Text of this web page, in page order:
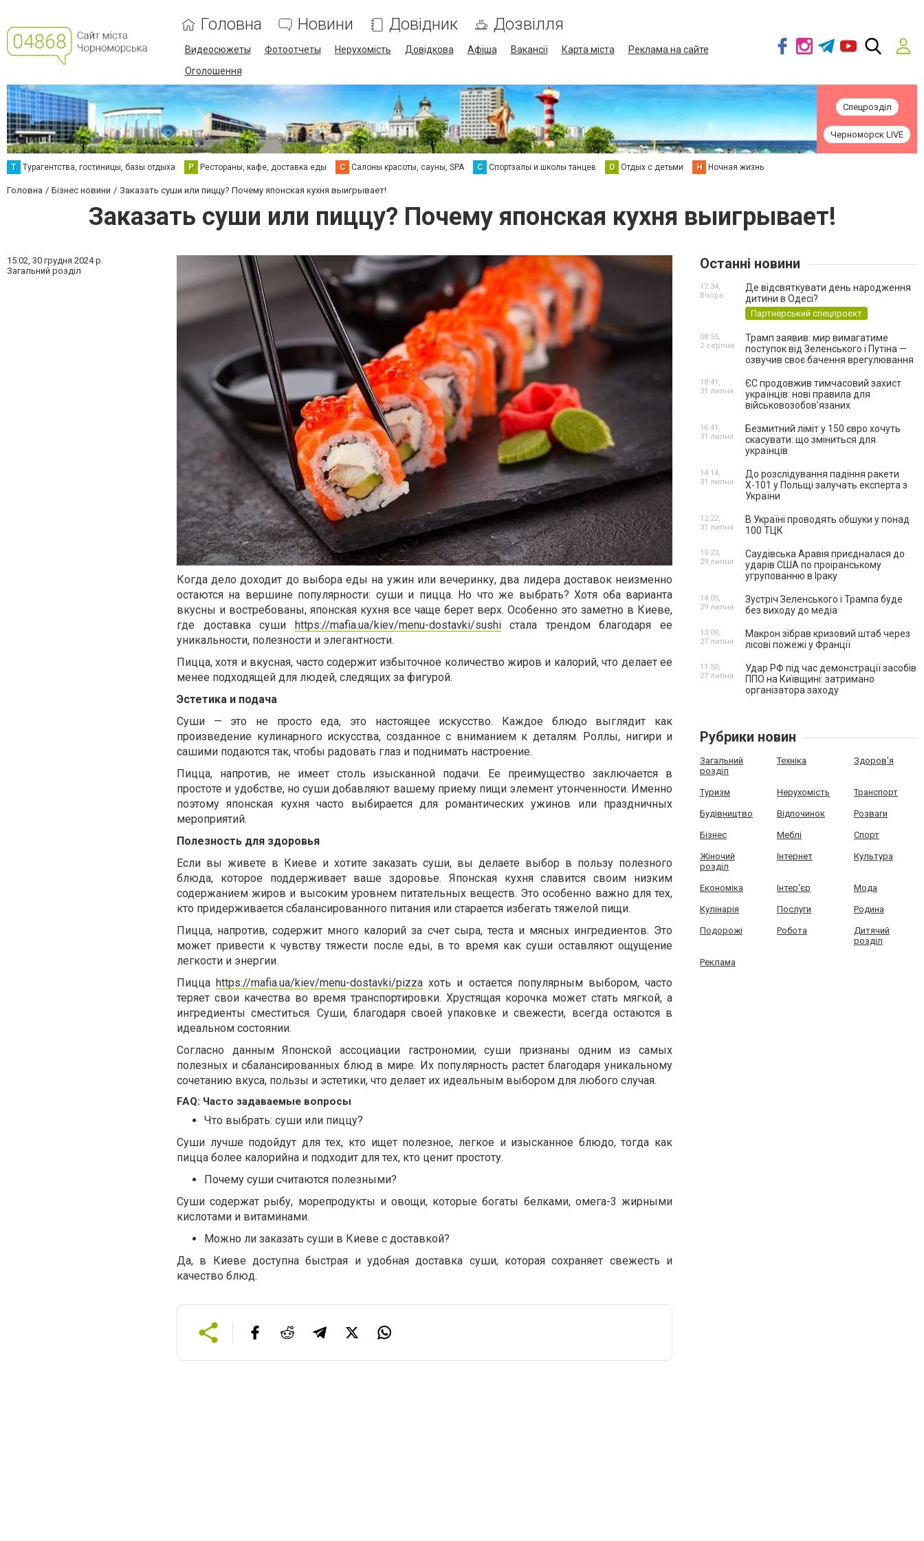
Головна Новини Довідник Дозвілля
Видеосюжеты Фотоотчеты Нерухомість Довідкова Афіша Вакансії Карта міста
Реклама на сайте
Оголошення
Спецрозділ
Черноморск LIVE
Т Турагентства, гостиницы, базы отдыха Р Рестораны, кафе, доставка еды С Салоны красоты, сауны, SPA С Спортзалы и школы танцев О Отдых с детьми Н Ночная жизнь
Головна Бізнес новини Заказать суши или пиццу? Почему японская кухня выигрывает!
Заказать суши или пиццу? Почему японская кухня выигрывает!
15:02, 30 грудня 2024 р.
Загальний розділ
Когда дело доходит до выбора еды на ужин или вечеринку, два лидера доставок неизменно
остаются на вершине популярности: суши и пицца. Но что же выбрать? Хотя оба варианта
вкусны и востребованы, японская кухня все чаще берет верх. Особенно это заметно в Киеве,
где доставка суши https://mafia.ua/kiev/menu-dostavki/sushiстала трендом благодаря ее
уникальности, полезности и элегантности.
Пицца, хотя и вкусная, часто содержит избыточное количество жиров и калорий, что делает ее
менее подходящей для людей, следящих за фигурой.
Эстетика и подача
Суши — это не просто еда, это настоящее искусство. Каждое блюдо выглядит как
произведение кулинарного искусства, созданное с вниманием к деталям. Роллы, нигири и
сашими подаются так, чтобы радовать глаз и поднимать настроение.
Пицца, напротив, не имеет столь изысканной подачи. Ее преимущество заключается в
простоте и удобстве, но суши добавляют вашему приему пищи элемент утонченности. Именно
поэтому японская кухня часто выбирается для романтических ужинов или праздничных
мероприятий.
Полезность для здоровья
Если вы живете в Киеве и хотите заказать суши, вы делаете выбор в пользу полезного
блюда, которое поддерживает ваше здоровье. Японская кухня славится своим низким
содержанием жиров и высоким уровнем питательных веществ. Это особенно важно для тех,
кто придерживается сбалансированного питания или старается избегать тяжелой пищи.
Пицца, напротив, содержит много калорий за счет сыра, теста и мясных ингредиентов. Это
может привести к чувству тяжести после еды, в то время как суши оставляют ощущение
легкости и энергии.
Пиццаhttps://mafia.ua/kiev/menu-dostavki/pizza хоть и остается популярным выбором, часто
теряет свои качества во время транспортировки. Хрустящая корочка может стать мягкой, а
ингредиенты сместиться. Суши, благодаря своей упаковке и свежести, всегда остаются в
идеальном состоянии.
Согласно данным Японской ассоциации гастрономии, суши признаны одним из самых
полезных и сбалансированных блюд в мире. Их популярность растет благодаря уникальному
сочетанию вкуса, пользы и эстетики, что делает их идеальным выбором для любого случая.
FAQ: Часто задаваемые вопросы
Что выбрать: суши или пиццу?
Суши лучше подойдут для тех, кто ищет полезное, легкое и изысканное блюдо, тогда как
пицца более калорийна и подходит для тех, кто ценит простоту.
Почему суши считаются полезными?
Суши содержат рыбу, морепродукты и овощи, которые богаты белками, омега-3 жирными
кислотами и витаминами.
Можно ли заказать суши в Киеве с доставкой?
Да, в Киеве доступна быстрая и удобная доставка суши, которая сохраняет свежесть и
качество блюд.
Останні новини
Де відсвяткувати день народження
дитини в Одесі?
Партнерський спецпроєкт
17:34,
Вчора
Трамп заявив: мир вимагатиме
поступок від Зеленського і Путіна —
озвучив своє бачення врегулювання
08:55,
2 серпня
ЄС продовжив тимчасовий захист
українців: нові правила для
військовозобов’язаних
18:41,
31 липня
Безмитний ліміт у 150 євро хочуть
скасувати: що зміниться для
українців
16:41,
31 липня
До розслідування падіння ракети
Х-101 у Польщі залучать експерта з
України
14:14,
31 липня
В Україні проводять обшуки у понад
100 ТЦК
12:22,
31 липня
Саудівська Аравія приєдналася до
ударів США по проіранському
угрупованню в Іраку
15:23,
29 липня
Зустріч Зеленського і Трампа буде
без виходу до медіа
14:05,
29 липня
Макрон зібрав кризовий штаб через
лісові пожежі у Франції
13:00,
27 липня
Удар РФ під час демонстрації засобів
ППО на Київщині: затримано
організатора заходу
11:50,
27 липня
Рубрики новин
Загальний
розділ
Техніка Здоров'я
Туризм Нерухомість Транспорт
Будівництво Відпочинок Розваги
Бізнес Меблі Спорт
Жіночий
розділ
Інтернет Культура
Економіка Інтер'єр Мода
Кулінарія Послуги Родина
Подорожі Робота
Дитячий
розділ
Реклама